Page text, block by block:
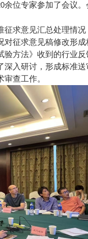
余位专家参加了会议
求意见汇总处理情
征求意见稿修改形成
方法》收到的行业
入研讨，形成标准送
查工作。